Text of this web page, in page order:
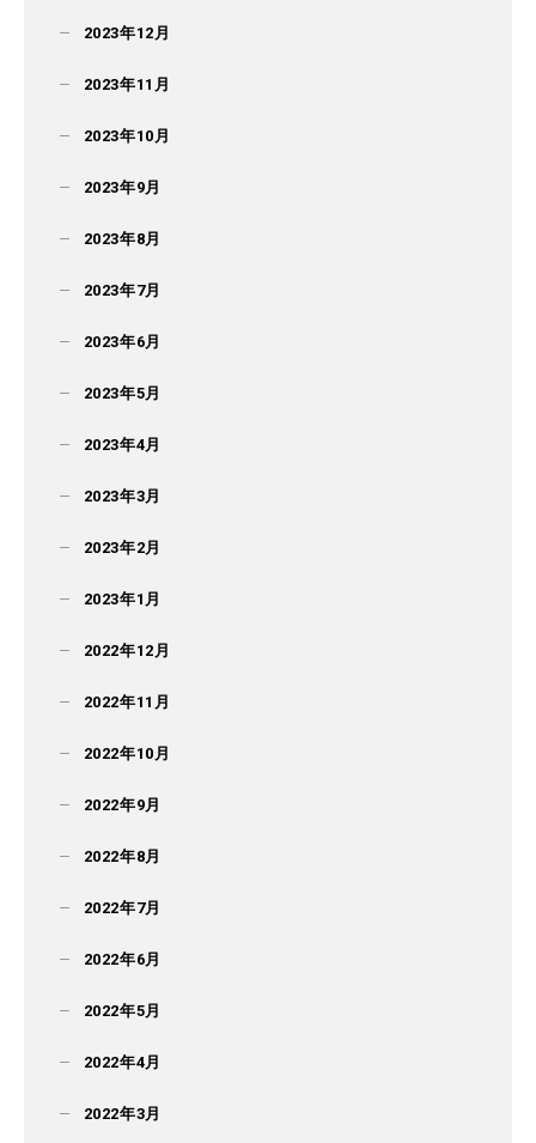
2023年12月
2023年11月
2023年10月
2023年9月
2023年8月
2023年7月
2023年6月
2023年5月
2023年4月
2023年3月
2023年2月
2023年1月
2022年12月
2022年11月
2022年10月
2022年9月
2022年8月
2022年7月
2022年6月
2022年5月
2022年4月
2022年3月